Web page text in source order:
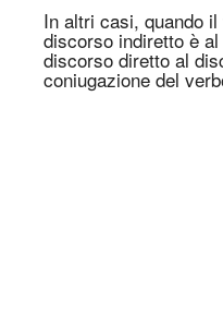
In altri casi, quando
discorso indiretto è
discorso diretto al
coniugazione del